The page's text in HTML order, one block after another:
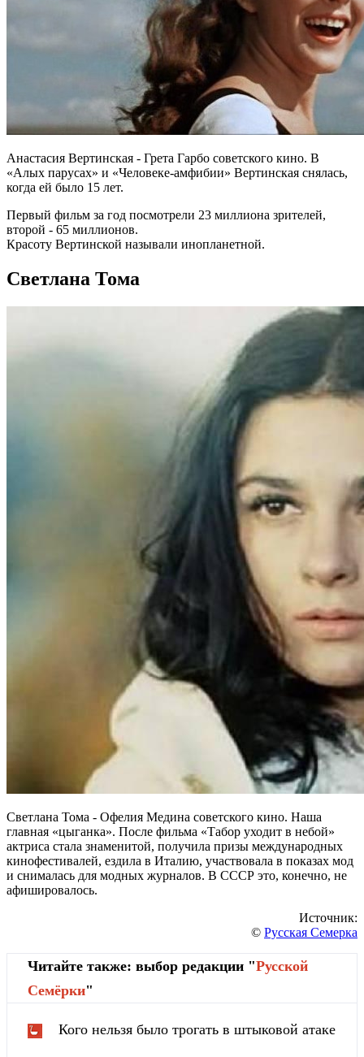
Анастасия Вертинская - Грета Гарбо советского кино. В
«Алых парусах» и «Человеке-амфибии» Вертинская снялась,
когда ей было 15 лет.
Первый фильм за год посмотрели 23 миллиона зрителей,
второй - 65 миллионов.
Красоту Вертинской называли инопланетной.
Светлана Тома
Светлана Тома - Офелия Медина советского кино. Наша
главная «цыганка». После фильма «Табор уходит в небой»
актриса стала знаменитой, получила призы международных
кинофестивалей, ездила в Италию, участвовала в показах мод
и снималась для модных журналов. В СССР это, конечно, не
афишировалось.
Источник:
© Русская Семерка
Читайте также: выбор редакции "Русской
Cемёрки"
Кого нельзя было трогать в штыковой атаке